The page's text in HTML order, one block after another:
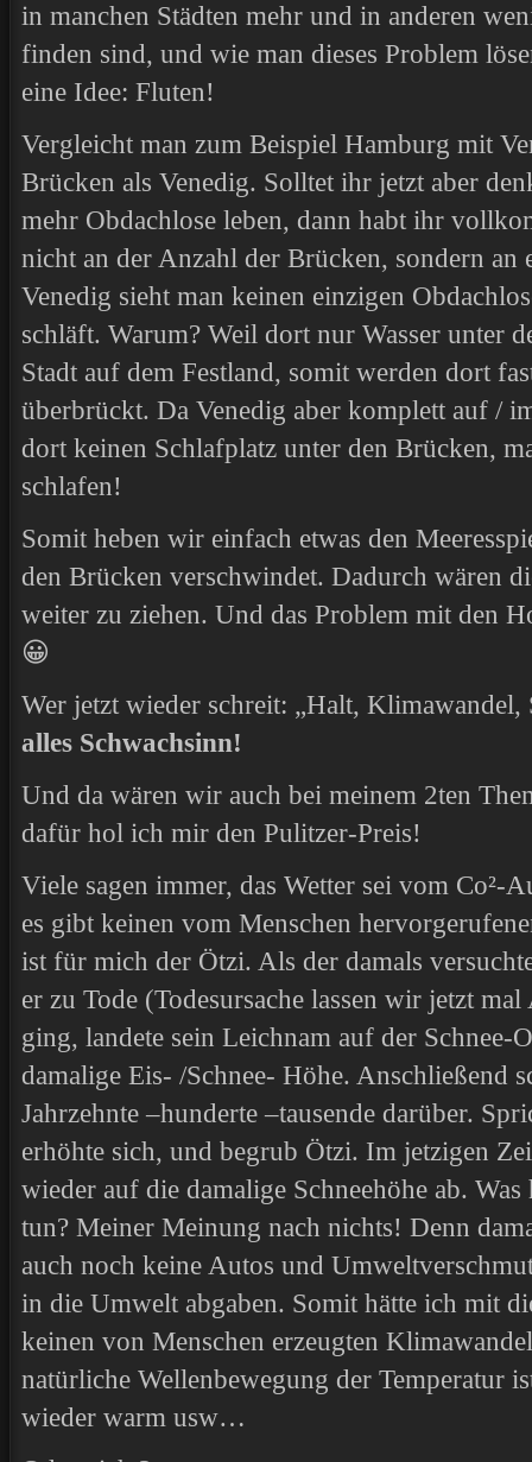
in manchen Städten mehr und in anderen
finden sind, und wie man dieses Problem
eine Idee: Fluten!
Vergleicht man zum Beispiel Hamburg mit
Brücken als Venedig. Solltet ihr jetzt aber
mehr Obdachlose leben, dann habt ihr
nicht an der Anzahl der Brücken, sondern an
Venedig sieht man keinen einzigen
schläft. Warum? Weil dort nur Wasser unter
Stadt auf dem Festland, somit werden dort
überbrückt. Da Venedig aber komplett auf /
dort keinen Schlafplatz unter den Brücken,
schlafen!
Somit heben wir einfach etwas den
den Brücken verschwindet. Dadurch wären
weiter zu ziehen. Und das Problem mit den
😀
Wer jetzt wieder schreit: „Halt,
alles Schwachsinn!
Und da wären wir auch bei meinem 2ten
dafür hol ich mir den Pulitzer-Preis!
Viele sagen immer, das Wetter sei vom Co²-
es gibt keinen vom Menschen
ist für mich der Ötzi. Als der damals
er zu Tode (Todesursache lassen wir jetzt
ging, landete sein Leichnam auf der Schnee-
damalige Eis- /Schnee- Höhe. Anschließend
Jahrzehnte –hunderte –tausende darüber.
erhöhte sich, und begrub Ötzi. Im jetzigen
wieder auf die damalige Schneehöhe ab.
tun? Meiner Meinung nach nichts! Denn
auch noch keine Autos und
in die Umwelt abgaben. Somit hätte ich mit
keinen von Menschen erzeugten
natürliche Wellenbewegung der Temperatur
wieder warm usw…